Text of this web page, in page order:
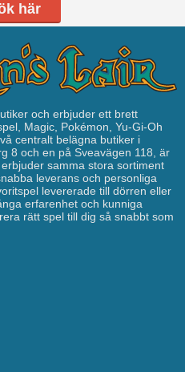
här
och erbjuder ett brett
Magic, Pokémon, Yu-Gi-Oh
centralt belägna butiker i
8 och en på Sveavägen 118, är
samma stora sortiment
leverans och personliga
levererade till dörren eller
erfarenhet och kunniga
rätt spel till dig så snabbt som